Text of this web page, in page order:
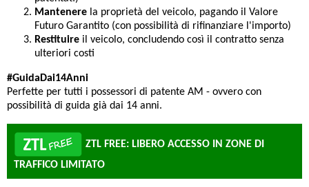
Mantenere la proprietà del veicolo, pagando il Valore
Futuro Garantito (con possibilità di rifinanziare l'importo)
Restituire il veicolo, concludendo così il contratto senza
ulteriori costi
#GuidaDai14Anni
Perfette per tutti i possessori di patente AM - ovvero con
possibilità di guida già dai 14 anni.
ZTL FREE: LIBERO ACCESSO IN ZONE DI
TRAFFICO LIMITATO